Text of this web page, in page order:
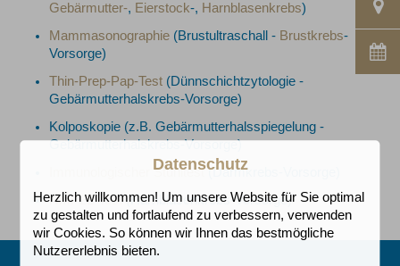
Gebärmutter-, Eierstock-, Harnblasenkrebs)
Mammasonographie (Brustultraschall - Brustkrebs-
Vorsorge)
Thin-Prep-Pap-Test (Dünnschichtzytologie -
Gebärmutterhalskrebs-Vorsorge)
Kolposkopie (z.B. Gebärmutterhalsspiegelung -
Gebärmutterhalskrebs-Vorsorge)
Immunologischer Stuhltest(Darmkrebs-Vorsorge)
NMP22-Test(Harnblasenkrebs-Vorsorge)
Datenschutz
Herzlich willkommen! Um unsere Website für Sie optimal
zu gestalten und fortlaufend zu verbessern, verwenden
wir Cookies. So können wir Ihnen das bestmögliche
Nutzererlebnis bieten.